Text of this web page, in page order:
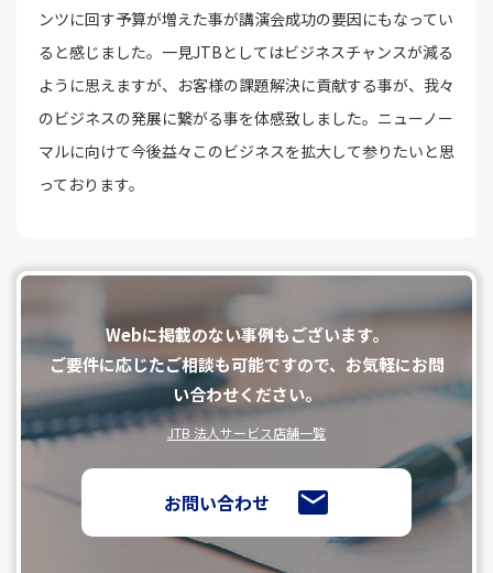
ンツに回す予算が増えた事が講演会成功の要因にもなってい
ると感じました。一見JTBとしてはビジネスチャンスが減る
ように思えますが、お客様の課題解決に貢献する事が、我々
のビジネスの発展に繋がる事を体感致しました。ニューノー
マルに向けて今後益々このビジネスを拡大して参りたいと思
っております。
Webに掲載のない事例もございます。
ご要件に応じたご相談も可能ですので、お気軽にお問
い合わせください。
JTB 法人サービス店舗一覧
お問い合わせ